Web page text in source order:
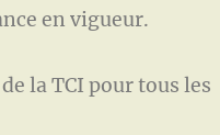
en vigueur.
la TCI pour tous les